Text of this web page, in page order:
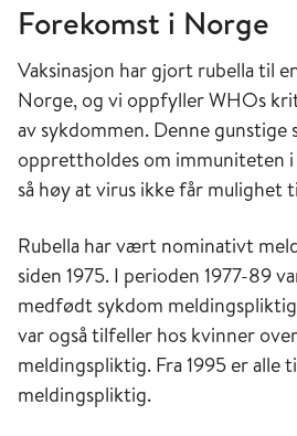
i utlandet. Overføring av
til barn skjer svært sjeldent i
var i 2002 hos en
Somalia og barnet ble født i
Forekomst i Norge
Vaksinasjon har gjort rubella til
Norge, og vi oppfyller WHOs
av sykdommen. Denne gunstige
opprettholdes om immuniteten
så høy at virus ikke får mulighet
Rubella har vært nominativt
siden 1975. I perioden 1977-89
medfødt sykdom
var også tilfeller hos kvinner
meldingspliktig. Fra 1995 er alle
meldingspliktig.